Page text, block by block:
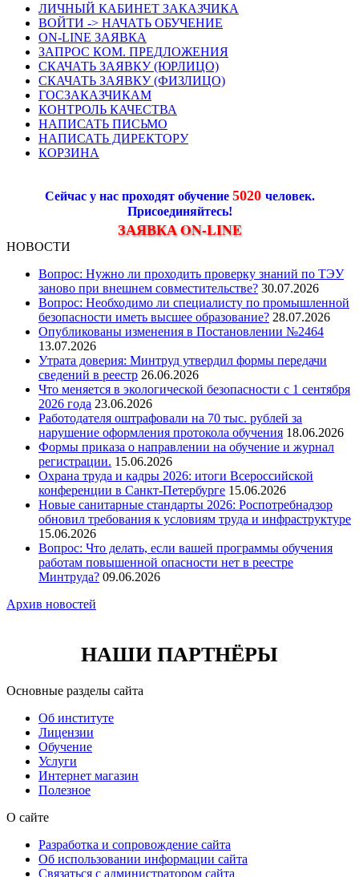
ЛИЧНЫЙ КАБИНЕТ ЗАКАЗЧИКА
ВОЙТИ -> НАЧАТЬ ОБУЧЕНИЕ
ON-LINE ЗАЯВКА
ЗАПРОС КОМ. ПРЕДЛОЖЕНИЯ
СКАЧАТЬ ЗАЯВКУ (ЮРЛИЦО)
СКАЧАТЬ ЗАЯВКУ (ФИЗЛИЦО)
ГОСЗАКАЗЧИКАМ
КОНТРОЛЬ КАЧЕСТВА
НАПИСАТЬ ПИСЬМО
НАПИСАТЬ ДИРЕКТОРУ
КОРЗИНА
Сейчас у нас проходят обучение 5020 человек.
Присоединяйтесь!
ЗАЯВКА ON-LINE
НОВОСТИ
Вопрос: Нужно ли проходить проверку знаний по ТЭУ
заново при внешнем совместительстве? 30.07.2026
Вопрос: Необходимо ли специалисту по промышленной
безопасности иметь высшее образование? 28.07.2026
Опубликованы изменения в Постановлении №2464
13.07.2026
Утрата доверия: Минтруд утвердил формы передачи
сведений в реестр 26.06.2026
Что меняется в экологической безопасности с 1 сентября
2026 года 23.06.2026
Работодателя оштрафовали на 70 тыс. рублей за
нарушение оформления протокола обучения 18.06.2026
Формы приказа о направлении на обучение и журнал
регистрации. 15.06.2026
Охрана труда и кадры 2026: итоги Всероссийской
конференции в Санкт-Петербурге 15.06.2026
Новые санитарные стандарты 2026: Роспотребнадзор
обновил требования к условиям труда и инфраструктуре
15.06.2026
Вопрос: Что делать, если вашей программы обучения
работам повышенной опасности нет в реестре
Минтруда? 09.06.2026
Архив новостей
НАШИ ПАРТНЁРЫ
Основные разделы сайта
Об институте
Лицензии
Обучение
Услуги
Интернет магазин
Полезное
О сайте
Разработка и сопровождение сайта
Об использовании информации сайта
Связаться с администратором сайта